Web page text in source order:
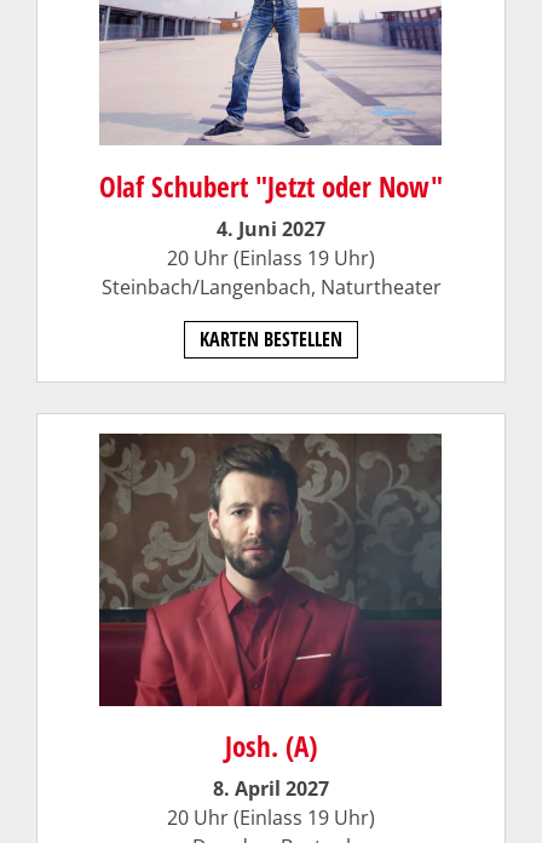
Olaf Schubert "Jetzt oder Now"
4. Juni 2027
20 Uhr (Einlass 19 Uhr)
Steinbach/Langenbach, Naturtheater
KARTEN BESTELLEN
Josh. (A)
8. April 2027
20 Uhr (Einlass 19 Uhr)